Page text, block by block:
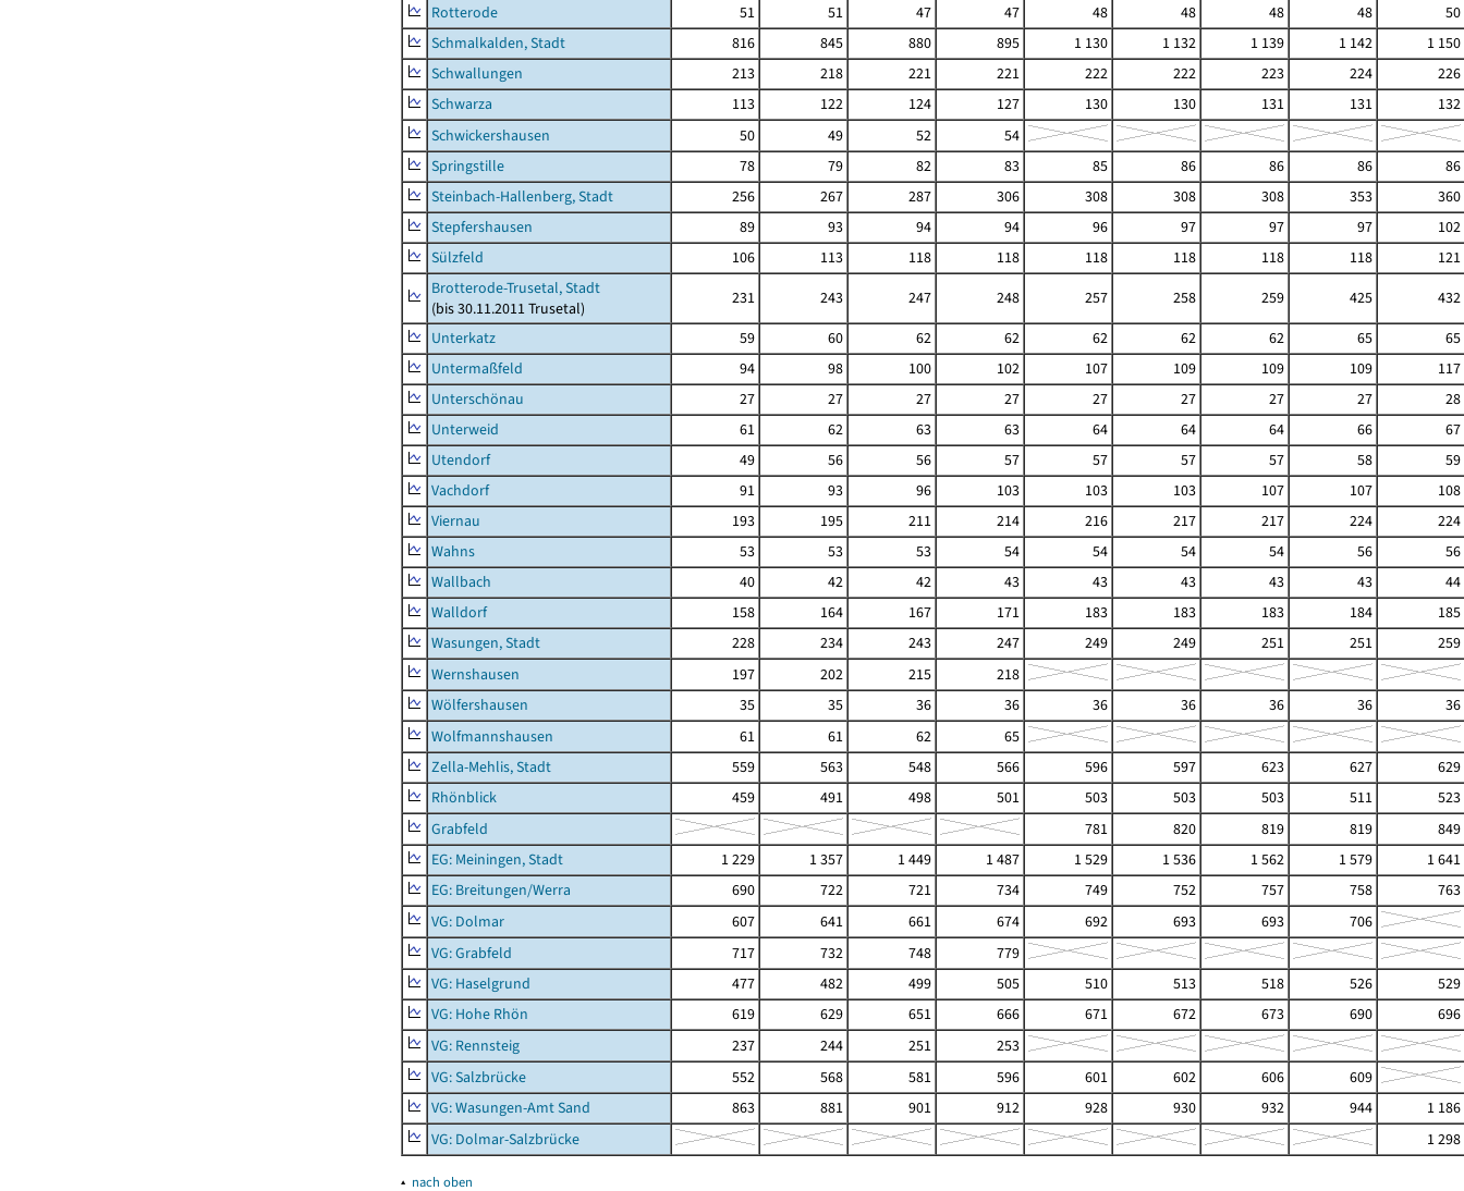
Rotterode
51 51 47 47 48 48 48 48
50
Schmalkalden, Stadt
816 845 880 895 1 130 1 132 1 139 1 142
1 150
Schwallungen
213 218 221 221 222 222 223 224
226
Schwarza
113 122 124 127 130 130 131 131
132
Schwickershausen
50 49 52
54
Springstille
78 79 82 83 85 86 86 86
86
Steinbach-Hallenberg, Stadt
256 267 287 306 308 308 308 353
360
Stepfershausen
89 93 94 94 96 97 97 97
102
Sülzfeld
106 113 118 118 118 118 118 118
121
Brotterode-Trusetal, Stadt
(bis 30.11.2011 Trusetal)
231 243 247 248 257 258 259 425
432
Unterkatz
59 60 62 62 62 62 62 65
65
Untermaßfeld
94 98 100 102 107 109 109 109
117
Unterschönau
27 27 27 27 27 27 27 27
28
Unterweid
61 62 63 63 64 64 64 66
67
Utendorf
49 56 56 57 57 57 57 58
59
Vachdorf
91 93 96 103 103 103 107 107
108
Viernau
193 195 211 214 216 217 217 224
224
Wahns
53 53 53 54 54 54 54 56
56
Wallbach
40 42 42 43 43 43 43 43
44
Walldorf
158 164 167 171 183 183 183 184
185
Wasungen, Stadt
228 234 243 247 249 249 251 251
259
Wernshausen
197 202 215
218
Wölfershausen
35 35 36 36 36 36 36 36
36
Wolfmannshausen
61 61 62
65
Zella-Mehlis, Stadt
559 563 548 566 596 597 623 627
629
Rhönblick
459 491 498 501 503 503 503 511
523
Grabfeld
781 820 819 819
849
EG: Meiningen, Stadt
1 229 1 357 1 449 1 487 1 529 1 536 1 562 1 579
1 641
EG: Breitungen/Werra
690 722 721 734 749 752 757 758
763
VG: Dolmar
607 641 661 674 692 693 693
706
VG: Grabfeld
717 732 748
779
VG: Haselgrund
477 482 499 505 510 513 518 526
529
VG: Hohe Rhön
619 629 651 666 671 672 673 690
696
VG: Rennsteig
237 244 251
253
VG: Salzbrücke
552 568 581 596 601 602 606
609
VG: Wasungen-Amt Sand
863 881 901 912 928 930 932 944
1 186
VG: Dolmar-Salzbrücke
1 298
▴ nach oben